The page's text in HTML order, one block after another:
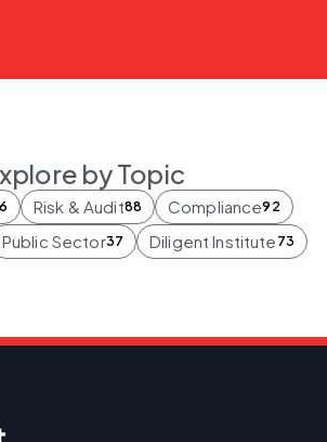
by Topic
Risk & Audit88 Compliance92
Public Sector37 Diligent Institute 73